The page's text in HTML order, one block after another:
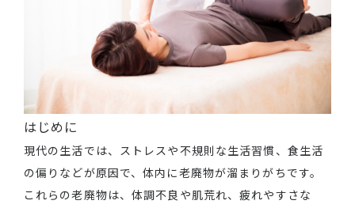
はじめに
現代の生活では、ストレスや不規則な生活習慣、食生活
の偏りなどが原因で、体内に老廃物が溜まりがちです。
これらの老廃物は、体調不良や肌荒れ、疲れやすさな